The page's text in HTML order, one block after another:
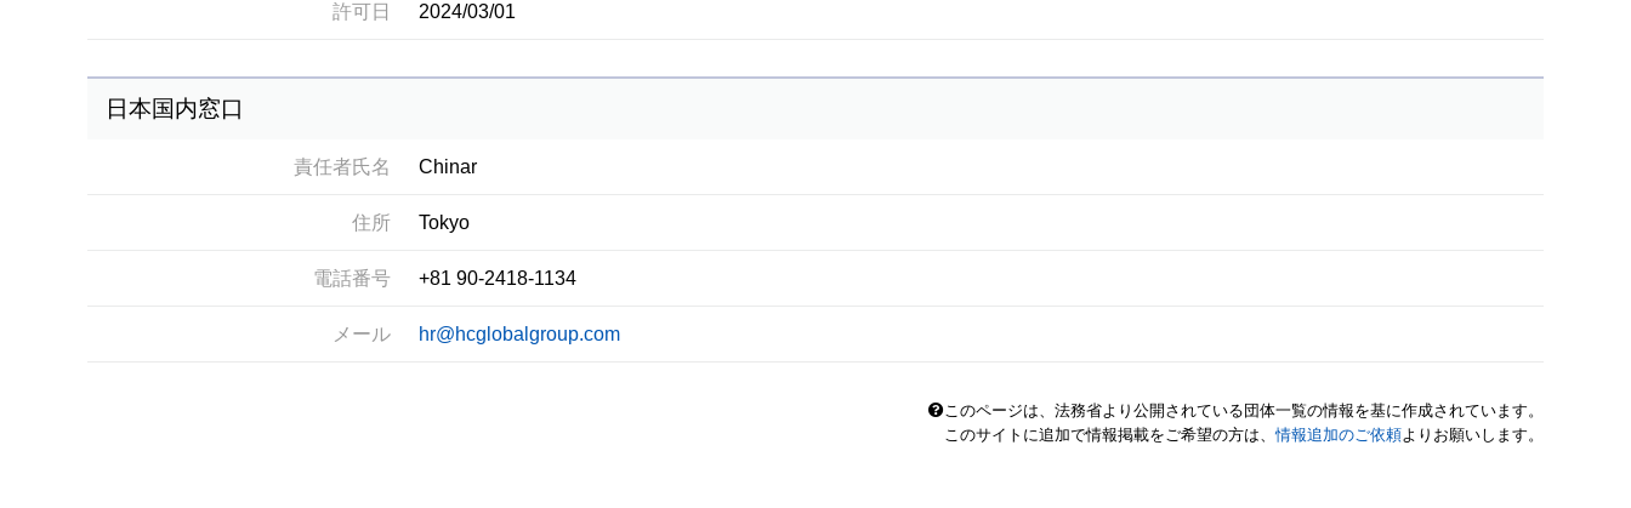
許可日 2024/03/01
日本国内窓口
責任者氏名 Chinar
住所 Tokyo
電話番号 +81 90-2418-1134
メール hr@hcglobalgroup.com
このページは、法務省より公開されている団体一覧の情報を基に作成されています。
このサイトに追加で情報掲載をご希望の方は、情報追加のご依頼よりお願いします。